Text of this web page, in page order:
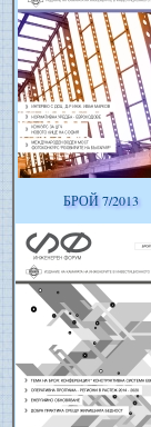
БРОЙ 7/2013